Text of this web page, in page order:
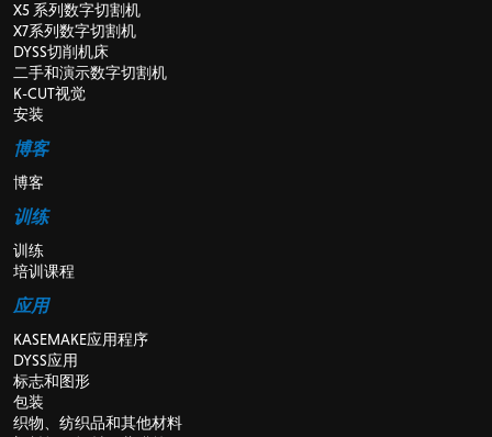
X5 系列数字切割机
X7系列数字切割机
DYSS切削机床
二手和演示数字切割机
K-CUT视觉
安装
博客
博客
训练
训练
培训课程
应用
KASEMAKE应用程序
DYSS应用
标志和图形
包装
织物、纺织品和其他材料